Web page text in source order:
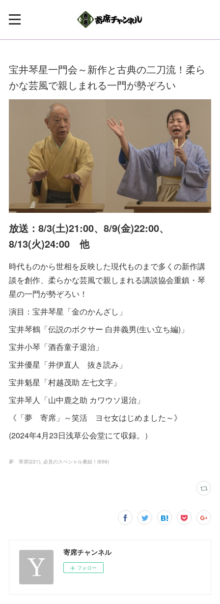
宝井琴星一門会～新作と古典の二刀流！柔ら
かな芸風で親しまれる一門が勢ぞろい
放送：8/3(土)21:00、8/9(金)22:00、
8/13(火)24:00 他
時代ものから世相を反映した現代ものまで多くの新作講
談を創作、柔らかな芸風で親しまれる講談協会重鎮・琴
星の一門が勢ぞろい！
演目：宝井琴星「金のかんざし」
宝井琴鶴「伝説のボクサー 白井義男(生い立ち編)」
宝井小琴「酒呑童子退治」
宝井優星「井伊直人 抜き読み」
宝井魁星「村越茂助 左七文字」
宝井琴人「山中鹿之助 カワウソ退治」
《「夢 寄席」～笑活 ヨセ女はじめました～》
(2024年4月23日浅草公会堂にて収録。）
夢 寄席(221) 必見のスペシャル番組！ (656)
寄席チャンネル
フォロー